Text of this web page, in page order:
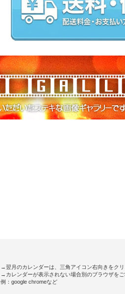
→翌月のカレンダーは、三角アイコン右向きをクリ
→カレンダーが表示されない場合別のブラウザをご
例：google chromeなど